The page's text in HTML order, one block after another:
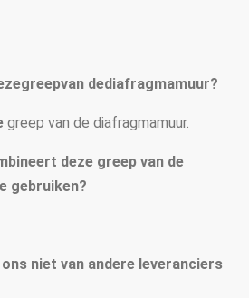
dediafragmamuur?
greep van de diafragmamuur.
deze greep van de
gebruiken?
niet van andere leveranciers